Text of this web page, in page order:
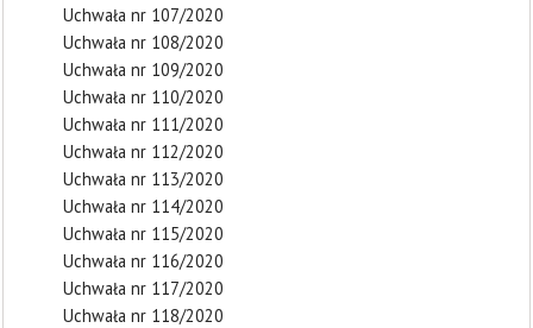
Uchwała nr 107/2020
Uchwała nr 108/2020
Uchwała nr 109/2020
Uchwała nr 110/2020
Uchwała nr 111/2020
Uchwała nr 112/2020
Uchwała nr 113/2020
Uchwała nr 114/2020
Uchwała nr 115/2020
Uchwała nr 116/2020
Uchwała nr 117/2020
Uchwała nr 118/2020